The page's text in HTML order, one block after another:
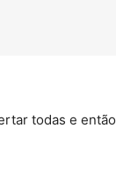
todas e então